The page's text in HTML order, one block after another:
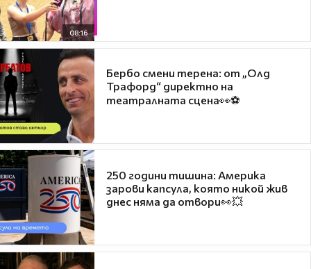
08:16
Бербо смени терена: от „Олд
Трафорд“ директно на
театралната сцена👀⚽
250 години тишина: Америка
зарови капсула, която никой жив
днес няма да отвори👀💥